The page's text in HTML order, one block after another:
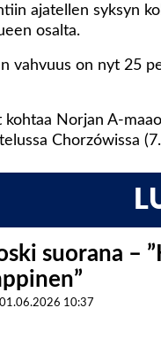
ajatellen syksyn
osalta.
vahvuus on nyt 25
kohtaa Norjan A-
Chorzówissa
suorana –
01.06.2026 10:37